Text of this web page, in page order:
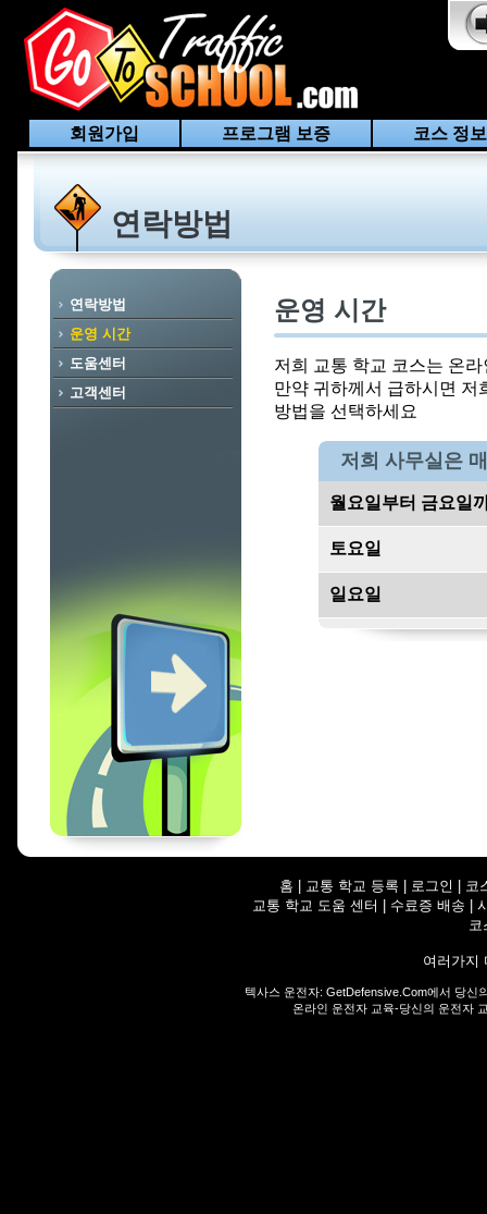
회원가입 프로그램 보증 코스 정보
연락방법
연락방법
운영 시간
도움센터
고객센터
운영 시간
저희 교통 학교 코스는 온
만약 귀하께서 급하시면 저
방법을 선택하세요
저희 사무실은
월요일부터 금요일
토요일
일요일
홈 교통 학교 등록 로그인
코
교통 학교 도움 센터
수료증 배송
여러가지
텍사스 운전자: GetDefensive.Com에서 당신
온라인 운전자 교육-당신의 운전자